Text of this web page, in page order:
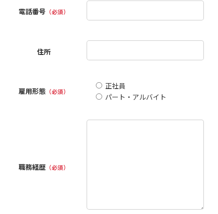
電話番号 （必須）
住所
雇用形態（必須）
正社員
パート・アルバイト
職務経歴（必須）